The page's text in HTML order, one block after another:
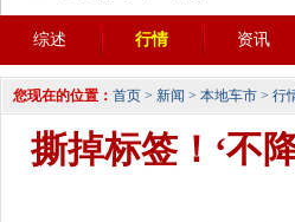
综述 行情 资讯
您现在的位置： 首页 > 新闻 > 本地车市 > 行
撕掉标签！‘不